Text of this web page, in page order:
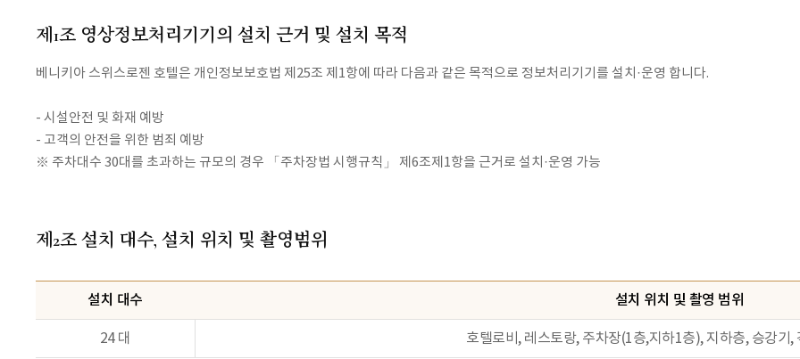
제1조 영상정보처리기기의 설치 근거 및 설치 목적
베니키아 스위스로젠 호텔은 개인정보보호법 제25조 제1항에 따라 다음과 같은 목적으로 정보처리기기를 설치·운영 합니다.
- 시설안전 및 화재 예방
- 고객의 안전을 위한 범죄 예방
※ 주차대수 30대를 초과하는 규모의 경우 「주차장법 시행규칙」 제6조제1항을 근거로 설치·운영 가능
제2조 설치 대수, 설치 위치 및 촬영범위
설치 대수 설치 위치 및 촬영 범위
24 대 호텔로비, 레스토랑, 주차장(1층,지하1층), 지하층, 승강기,